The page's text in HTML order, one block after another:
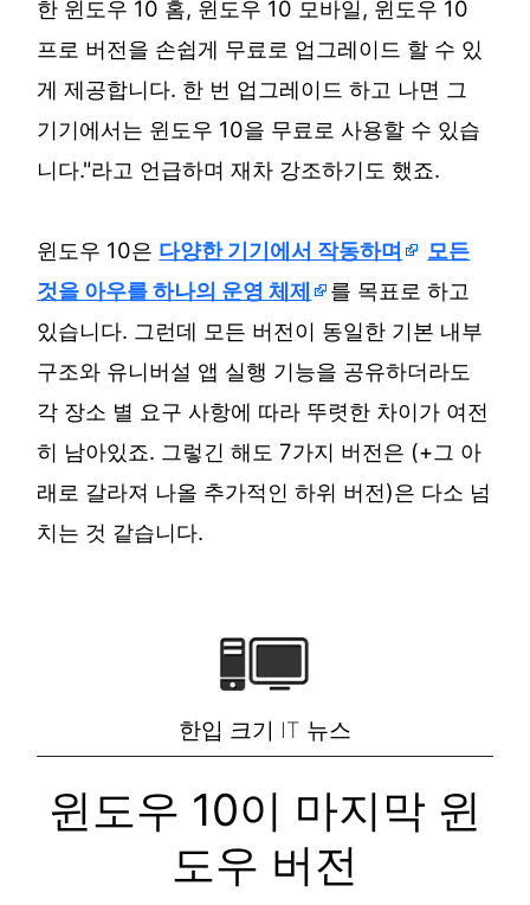
한 윈도우 10 홈, 윈도우 10 모바일, 윈도우 10
프로 버전을 손쉽게 무료로 업그레이드 할 수 있
게 제공합니다. 한 번 업그레이드 하고 나면 그
기기에서는 윈도우 10을 무료로 사용할 수 있습
니다."라고 언급하며 재차 강조하기도 했죠.
윈도우 10은 다양한 기기에서 작동하며
모든
것을 아우를 하나의 운영 체제
를 목표로 하고
있습니다. 그런데 모든 버전이 동일한 기본 내부
구조와 유니버설 앱 실행 기능을 공유하더라도
각 장소 별 요구 사항에 따라 뚜렷한 차이가 여전
히 남아있죠. 그렇긴 해도 7가지 버전은 (+그 아
래로 갈라져 나올 추가적인 하위 버전)은 다소 넘
치는 것 같습니다.
한입 크기 IT 뉴스
윈도우 10이 마지막 윈
도우 버전